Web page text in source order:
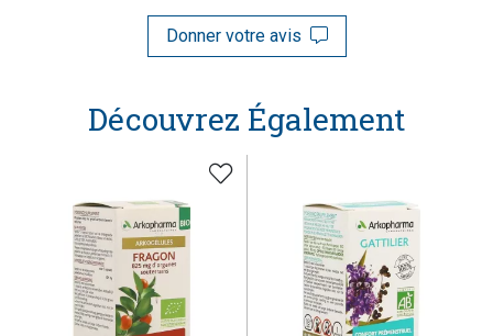
Donner votre avis
Découvrez Également